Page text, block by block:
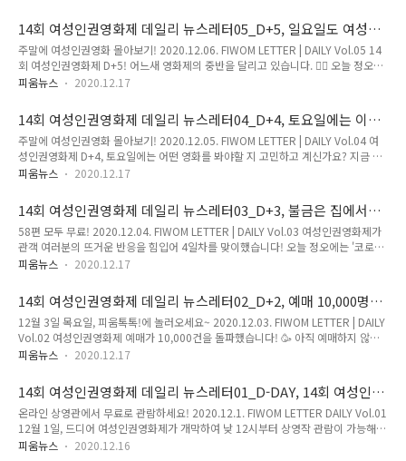
독과의 대화와 피움톡톡도 보시고, 오늘 저녁 7시에 진행되는 피움톡톡에서 만나요.
🎶 14회 여성인권영화제 굿즈 텀블벅 펀딩이 이번 주 일요일에 마감되니 놓치지 마
세요. 🙌 오늘 정오에 시작하는 상영작을 온라인 상영관에서 지금 예매하세요! 어제
진행한 피움톡톡을 여성인권영화제 유튜브 채널 혹은 온라인 상영관에서 보실 수 있
어요. 오늘 저녁 7시에 '있는 ..
14회 여성인권영화제 데일리 뉴스레터05_D+5, 일요일도 여성인
권영화제!
주말에 여성인권영화 몰아보기! 2020.12.06. FIWOM LETTER | DAILY Vol.05 14
회 여성인권영화제 D+5! 어느새 영화제의 중반을 달리고 있습니다. 🏃‍♀️ 오늘 정오부
터는 '내가 나로 존재하기 위해' 섹션의 상영작을 관람하실 수 있어요. 토요일에 진행
하는 피움톡톡도 놓치지 마세요! SNS에서 다양한 이벤트를 진행하고 있으니 지금 바
로 참여하세요. 😃 일요일 정오에 시작하는 상영작을 온라인 상영관에서 지금 예매
하세요! 어제 진행한 감독과의 대화, 피움톡톡을 여성인권영화제 유튜브 채널에서 보
실 수 있어요. 오늘 저녁 7시에는 '이렇게 살아도 괜찮더라'라는 주제로 피움톡톡이
진행됩니다:) 지금 바로 ..
피움뉴스 2020.12.17
14회 여성인권영화제 데일리 뉴스레터04_D+4, 토요일에는 이런
영화 어때요?
주말에 여성인권영화 몰아보기! 2020.12.05. FIWOM LETTER | DAILY Vol.04 여
성인권영화제 D+4, 토요일에는 어떤 영화를 봐야할 지 고민하고 계신가요? 지금 온
라인 상영관에서 살펴보시고 예매하세요. 🎫 오늘 오후 4시에는 '감독과의 대화', 저
국여성의전화의 여성인권 후원의 밤이 진행되었습니다. 함께해주신 분들께 감사드
립니다! 토요일 정오에 시작하는 '우린 "함께라서" 흔들리지 않지' 섹션과 일요일 정
오까지 상영하는 '코로나, 격리된 가정폭력' 섹션의 영화, 그리고 피움초이스까지 지
금 바로 예매하세요! 오늘 오후 4시에는 감독과의 대화, 저녁 7시에는 피움톡톡이 진
행됩니다! 온라인 상영관에서 신청..
피움뉴스 2020.12.17
14회 여성인권영화제 데일리 뉴스레터03_D+3, 불금은 집에서
여성인권영화제와 함께!
58편 모두 무료! 2020.12.04. FIWOM LETTER | DAILY Vol.03 여성인권영화제가
관객 여러분의 뜨거운 반응을 힘입어 4일차를 맞이했습니다! 오늘 정오에는 '코로나,
격리된 가정폭력' 섹션의 작품 상영이 시작되오니 많은 관심 부탁드립니다. 🎟 또한,
움톡톡이 진행되었습니다! 온라인 상영관에서 다시 보실 수 있어요🕶 특별한 소식을
전하자면 12월 4일 오늘 저녁 7시에 여성인권영화제를 추최하는 '한국여성의전
화'의 여성인권 후원의 밤이 한국여성의전화 유튜브 채널을 통해 생중계 됩니다:) 참
여하시어 댓글 창을 빛내주세요. ✨ 4일차를 맞이한 여성인권영화제, 오늘 정오부터
12월 6일 일요일까지 상영하..
피움뉴스 2020.12.17
14회 여성인권영화제 데일리 뉴스레터02_D+2, 예매 10,000명
돌파! 아직도 예매 안하셨어요?
12월 3일 목요일, 피움톡톡!에 놀러오세요~ 2020.12.03. FIWOM LETTER | DAILY
Vol.02 여성인권영화제 예매가 10,000건을 돌파했습니다! 🥳 아직 예매하지 않으
신 분들은 서두르세요! 어제 열린 개막식은 즐겁게 시청하셨나요? 오늘 진행된 감독
진행될 행사들을 통해 영화를 더욱 풍부히 즐기실 수 있으니 많이 참여해 주세요😁
그리고 드디어 굿즈 맛집 여성인권영화제의 굿즈가 텀블벅에 공개되었습니다! 지금
바로 살펴보세요👀 개막식은 FIWOM NEWS로, 영화제의 이야기를 속속들이 담아
전해드렸습니다! 여성인권영화제 유튜브에서 다시 보실 수 있어요. 12월 2일 수요일
에 진행된 감독과의 대화와 피움톡!..
피움뉴스 2020.12.17
14회 여성인권영화제 데일리 뉴스레터01_D-DAY, 14회 여성인권
영화제 개막
온라인 상영관에서 무료로 관람하세요! 2020.12.1. FIWOM LETTER DAILY Vol.01
12월 1일, 드디어 여성인권영화제가 개막하여 낮 12시부터 상영작 관람이 가능해졌
는데 잘 보고 계신가요? 저녁 7시에는 온라인 개막식도 진행한다는 소식 잊지 않으
피움뉴스 2020.12.16